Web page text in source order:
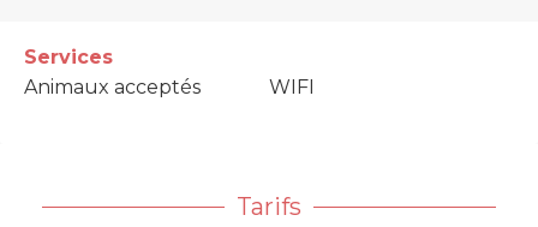
Services
Animaux acceptés
WIFI
Tarifs